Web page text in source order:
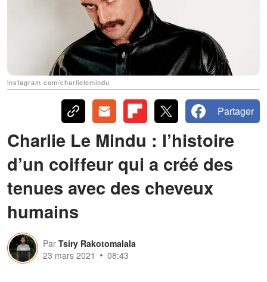
instagram.com/charlielemindu
Partager
Charlie Le Mindu : l’histoire
d’un coiffeur qui a créé des
tenues avec des cheveux
humains
Par Tsiry Rakotomalala
23 mars 2021
08:43